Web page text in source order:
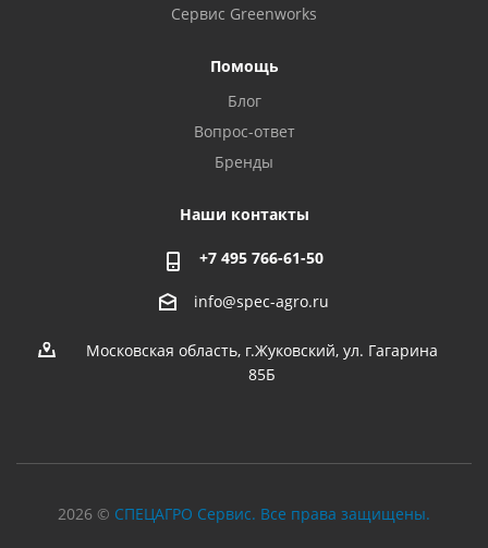
Сервис Greenworks
Помощь
Блог
Вопрос-ответ
Бренды
Наши контакты
+7 495 766-61-50
info@spec-agro.ru
Московская область, г.Жуковский, ул. Гагарина
85Б
2026 © СПЕЦАГРО Сервис. Все права защищены.